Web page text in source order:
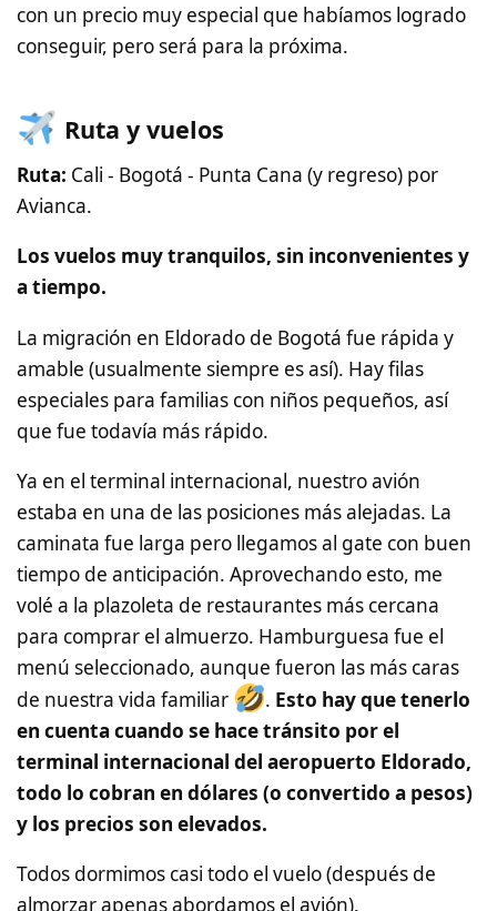
con un precio muy especial que habíamos logrado
conseguir, pero será para la próxima.
Ruta y vuelos
Ruta: Cali - Bogotá - Punta Cana (y regreso) por
Avianca.
Los vuelos muy tranquilos, sin inconvenientes y
a tiempo.
La migración en Eldorado de Bogotá fue rápida y
amable (usualmente siempre es así). Hay filas
especiales para familias con niños pequeños, así
que fue todavía más rápido.
Ya en el terminal internacional, nuestro avión
estaba en una de las posiciones más alejadas. La
caminata fue larga pero llegamos al gate con buen
tiempo de anticipación. Aprovechando esto, me
volé a la plazoleta de restaurantes más cercana
para comprar el almuerzo. Hamburguesa fue el
menú seleccionado, aunque fueron las más caras
de nuestra vida familiar
. Esto hay que tenerlo
en cuenta cuando se hace tránsito por el
terminal internacional del aeropuerto Eldorado,
todo lo cobran en dólares (o convertido a pesos)
y los precios son elevados.
Todos dormimos casi todo el vuelo (después de
almorzar apenas abordamos el avión).